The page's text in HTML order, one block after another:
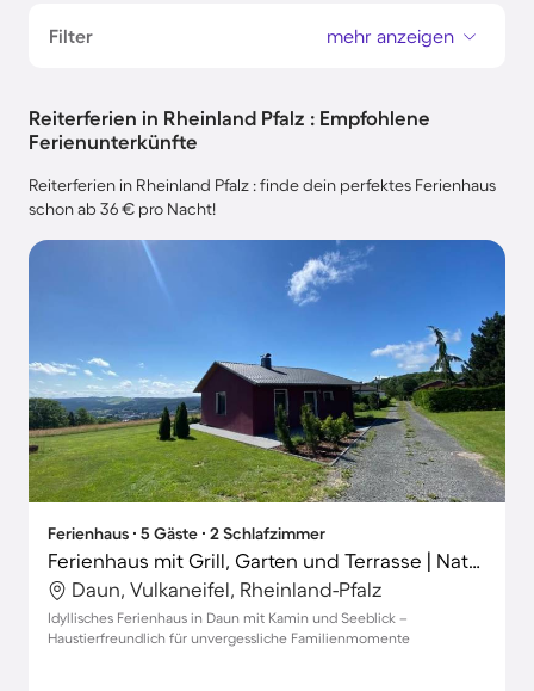
Filter mehr anzeigen
Reiterferien in Rheinland Pfalz : Empfohlene
Ferienunterkünfte
Reiterferien in Rheinland Pfalz : finde dein perfektes Ferienhaus
schon ab 36 € pro Nacht!
Ferienhaus ∙ 5 Gäste ∙ 2 Schlafzimmer
Ferienhaus mit Grill, Garten und Terrasse | Naturblick
Daun, Vulkaneifel, Rheinland-Pfalz
Idyllisches Ferienhaus in Daun mit Kamin und Seeblick –
Haustierfreundlich für unvergessliche Familienmomente